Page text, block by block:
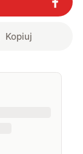
Kopiuj